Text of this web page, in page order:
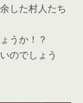
した村人たち
うか！？
のでしょう